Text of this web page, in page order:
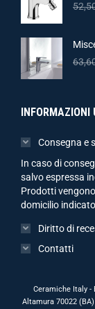
INFORMAZIONI
Consegna e
In caso di
salvo espressa
Prodotti
domicilio
Diritto di
Contatti
Ceramiche Italy -
Altamura 70022